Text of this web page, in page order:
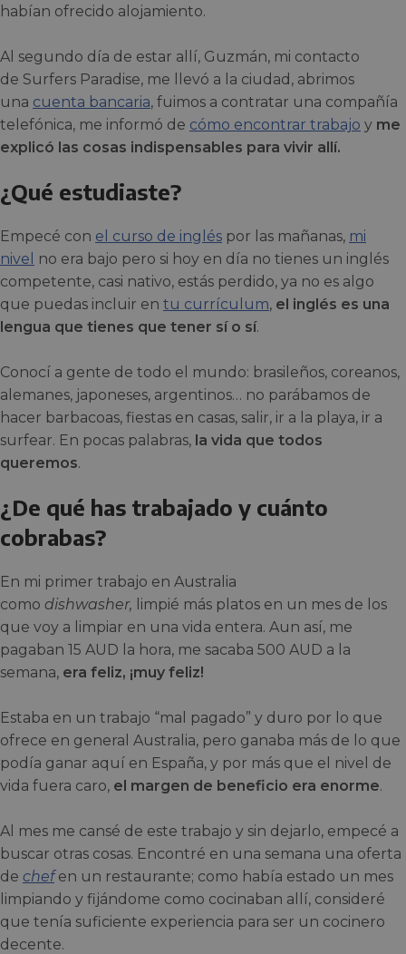
habían ofrecido alojamiento.
Al segundo día de estar allí, Guzmán, mi contacto
de Surfers Paradise, me llevó a la ciudad, abrimos
una cuenta bancaria, fuimos a contratar una compañía
telefónica, me informó de cómo encontrar trabajo y me
explicó las cosas indispensables para vivir allí.
¿Qué estudiaste?
Empecé con el curso de inglés por las mañanas, mi
nivel
no era bajo pero si hoy en día no tienes un inglés
competente, casi nativo, estás perdido, ya no es algo
que puedas incluir en tu currículum, el inglés es una
lengua que tienes que tener sí o sí.
Conocí a gente de todo el mundo: brasileños, coreanos,
alemanes, japoneses, argentinos… no parábamos de
hacer barbacoas, fiestas en casas, salir, ir a la playa, ir a
surfear. En pocas palabras, la vida que todos
queremos.
¿De qué has trabajado y cuánto
cobrabas?
En mi primer trabajo en Australia
como dishwasher, limpié más platos en un mes de los
que voy a limpiar en una vida entera. Aun así, me
pagaban 15 AUD la hora, me sacaba 500 AUD a la
semana, era feliz, ¡muy feliz!
Estaba en un trabajo “mal pagado” y duro por lo que
ofrece en general Australia, pero ganaba más de lo que
podía ganar aquí en España, y por más que el nivel de
vida fuera caro, el margen de beneficio era enorme.
Al mes me cansé de este trabajo y sin dejarlo, empecé a
buscar otras cosas. Encontré en una semana una oferta
de chefen un restaurante; como había estado un mes
limpiando y fijándome como cocinaban allí, consideré
que tenía suficiente experiencia para ser un cocinero
decente.